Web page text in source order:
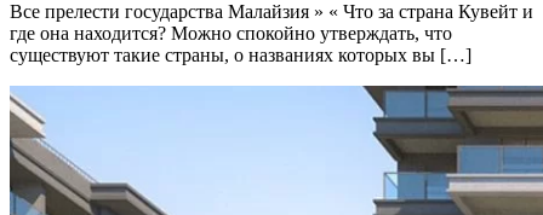
Все прелести государства Малайзия » « Что за страна Кувейт и
где она находится? Можно спокойно утверждать, что
существуют такие страны, о названиях которых вы […]